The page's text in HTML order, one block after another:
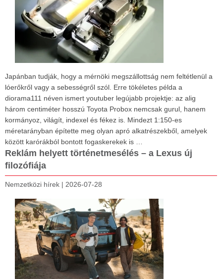
Japánban tudják, hogy a mérnöki megszállottság nem feltétlenül a
lóerőkről vagy a sebességről szól. Erre tökéletes példa a
diorama111 néven ismert youtuber legújabb projektje: az alig
három centiméter hosszú Toyota Probox nemcsak gurul, hanem
kormányoz, világít, indexel és fékez is. Mindezt 1:150-es
méretarányban építette meg olyan apró alkatrészekből, amelyek
között karórákból bontott fogaskerekek is …
Reklám helyett történetmesélés – a Lexus új
filozófiája
Nemzetközi hírek | 2026-07-28